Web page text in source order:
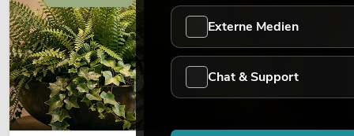
Externe Medien
Chat & Support